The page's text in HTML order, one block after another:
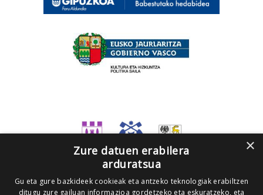
×
Zure datuen erabilera
arduratsua
Gu eta gure bazkideek cookieak eta antzeko teknologiak erabiltzen
ditugu zure gailuan informazioa gordetzeko eta eskuratzeko, eta